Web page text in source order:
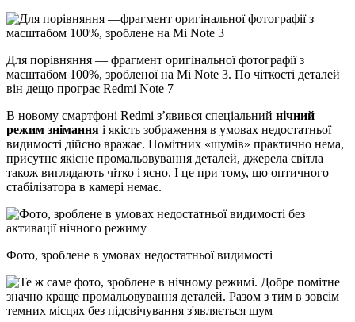
Для порівняння — фрагмент оригінальної фотографії з
масштабом 100%, зробленої на Mi Note 3. По чіткості деталей
він дещо програє Redmi Note 7
В новому смартфоні Redmi з’явився спеціальний нічний
режим знімання і якість зображення в умовах недостатньої
видимості дійсно вражає. Помітних «шумів» практично нема,
присутнє якісне промальовування деталей, джерела світла
також виглядають чітко і ясно. І це при тому, що оптичного
стабілізатора в камері немає.
Фото, зроблене в умовах недостатньої видимості